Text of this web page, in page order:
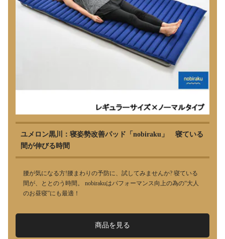
ユメロン黒川：寝姿勢改善パッド「nobiraku」 寝ている
間が伸びる時間
腰が気になる方!腰まわりの予防に、試してみませんか? 寝ている
間が、ととのう時間。 nobirakuはパフォーマンス向上の為の“大人
のお昼寝”にも最適！
商品を見る